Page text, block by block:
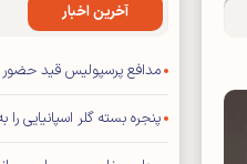
آخرین اخبار
مدافع پرسپولیس قید حضور
پنجره بسته گلر اسپانیایی را